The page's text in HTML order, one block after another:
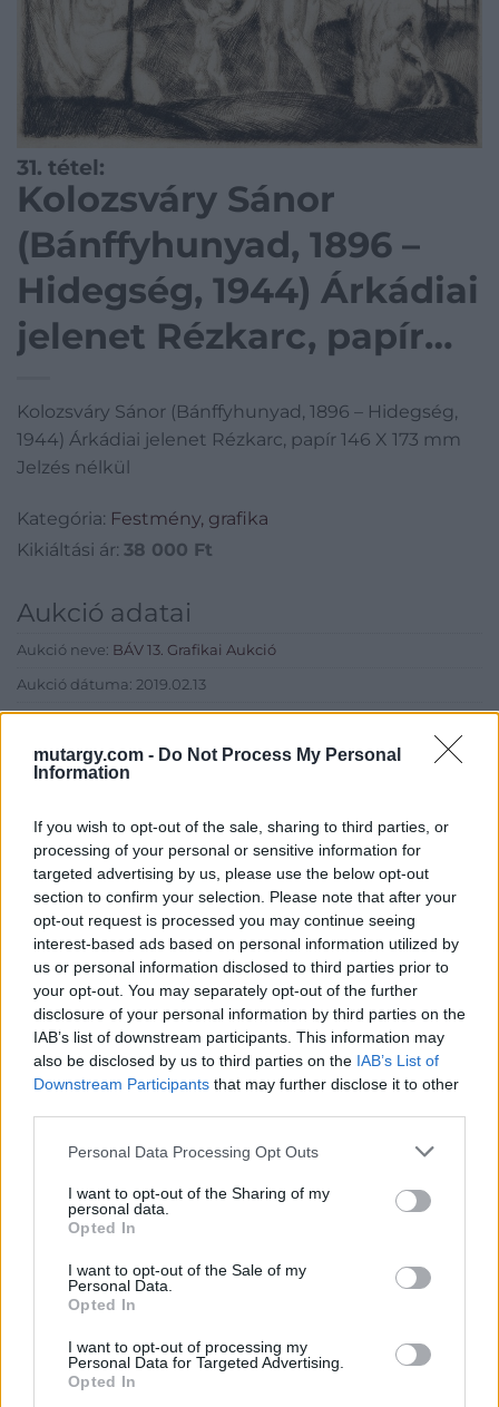
mutargy.com - Do Not Process My Personal
Information
If you wish to opt-out of the sale, sharing to third parties, or
processing of your personal or sensitive information for
targeted advertising by us, please use the below opt-out
section to confirm your selection. Please note that after your
opt-out request is processed you may continue seeing
interest-based ads based on personal information utilized by
us or personal information disclosed to third parties prior to
your opt-out. You may separately opt-out of the further
disclosure of your personal information by third parties on the
IAB’s list of downstream participants. This information may
also be disclosed by us to third parties on the IAB’s List of
Downstream Participants that may further disclose it to other
Personal Data Processing Opt Outs
I want to opt-out of the Sharing of my
personal data.
Opted In
I want to opt-out of the Sale of my
Personal Data.
Opted In
I want to opt-out of processing my
Personal Data for Targeted Advertising.
Opted In
31. tétel:
Kolozsváry Sánor
(Bánffyhunyad, 1896 –
Hidegség, 1944) Árkádiai
jelenet Rézkarc, papír
nélkül
Kolozsváry Sánor (Bánffyhunyad, 1896 – Hidegség,
1944) Árkádiai jelenet Rézkarc, papír 146 X 173 mm
Jelzés nélkül
Kategória: Festmény, grafika
Kikiáltási ár: 38 000 Ft
Aukció adatai
Aukció neve: BÁV 13. Grafikai Aukció
Aukció dátuma: 2019.02.13
Aukció ideje: 18:00
Aukció helye: BÁV Aukciósház Apszisterem (1052 Budapest,
Bécsi utca 3.)
Eladó adatai
Eladó: BÁV ART Aukciósház és
Galéria
Cím: BÁV ZRt.
1027 Budapest, Csalogány u.
23-33.
Telefon: (06 1) 331 0513
Weboldal:http://bav-art.hu
Bemutatkozás: Az ország legnagyobb múltú, 240 esztendeje
jogfolytonosan működő magyar vállalkozásaként a BÁV ZRt.
megbízhatóságával hagyományosan a magyar
műkereskedelem meghatározó szereplője. A 2007-ben
megújult BÁV Aukciósház mára a magyarországi
és árverési központtá vált. . Hazánk legnagyobb
műkereskedelmi üzlethálózatával rendelkező BÁV ZRt.
eladni, vagy venni kívánók rendelkezésére.